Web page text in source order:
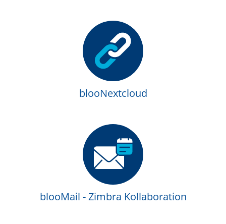
blooNextcloud
blooMail - Zimbra Kollaboration